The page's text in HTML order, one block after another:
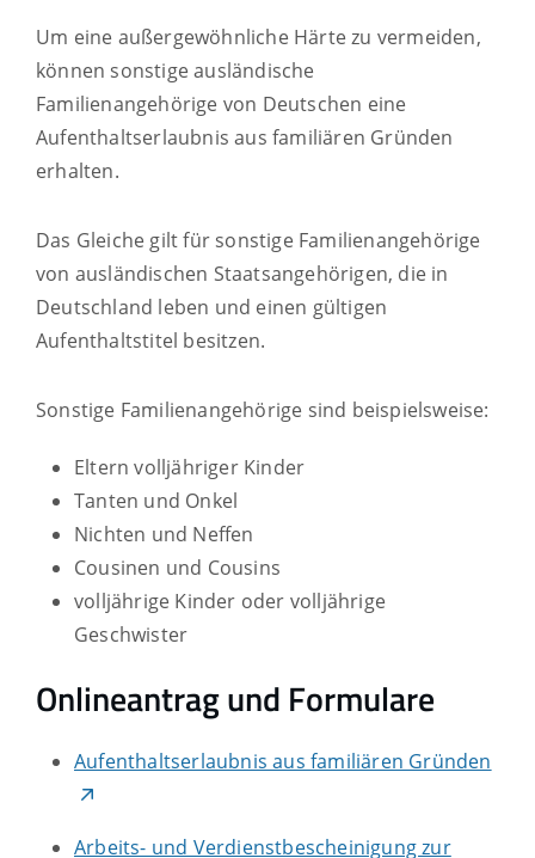
Um eine außergewöhnliche Härte zu vermeiden,
können sonstige ausländische
Familienangehörige von Deutschen eine
Aufenthaltserlaubnis aus familiären Gründen
erhalten.
Das Gleiche gilt für sonstige Familienangehörige
von ausländischen Staatsangehörigen, die in
Deutschland leben und einen gültigen
Aufenthaltstitel besitzen.
Sonstige Familienangehörige sind beispielsweise:
Eltern volljähriger Kinder
Tanten und Onkel
Nichten und Neffen
Cousinen und Cousins
volljährige Kinder oder volljährige
Geschwister
Onlineantrag und Formulare
Aufenthaltserlaubnis aus familiären Gründen
Arbeits- und Verdienstbescheinigung zur